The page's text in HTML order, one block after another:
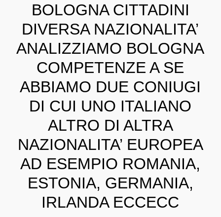
BOLOGNA CITTADINI
DIVERSA NAZIONALITA’
ANALIZZIAMO BOLOGNA
COMPETENZE A SE
ABBIAMO DUE CONIUGI
DI CUI UNO ITALIANO
ALTRO DI ALTRA
NAZIONALITA’ EUROPEA
AD ESEMPIO ROMANIA,
ESTONIA, GERMANIA,
IRLANDA ECCECC